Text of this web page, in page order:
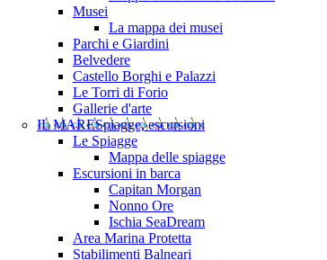
Musei
La mappa dei musei
Parchi e Giardini
Belvedere
Castello Borghi e Palazzi
Le Torri di Forio
Gallerie d'arte
IL MARESpiagge, escursioni
Le Spiagge
Mappa delle spiagge
Escursioni in barca
Capitan Morgan
Nonno Ore
Ischia SeaDream
Area Marina Protetta
Stabilimenti Balneari